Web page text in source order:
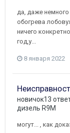
да, даже
обогрева
ничего
год,у...
8 января 2022
новичок13
дизель R9M
могут... , как